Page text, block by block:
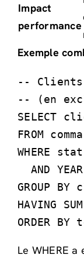
Impact
performance
Exemple
-- Clients
-- (en
SELECT
FROM
WHERE
AND
GROUP
HAVING
ORDER BY
Le WHERE